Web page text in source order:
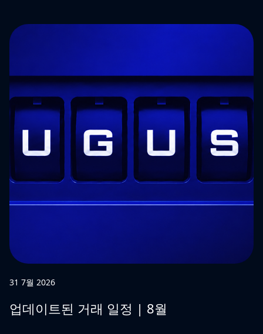
31 7월 2026
업데이트된 거래 일정 | 8월